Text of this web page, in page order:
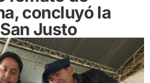
concluyó la
Justo